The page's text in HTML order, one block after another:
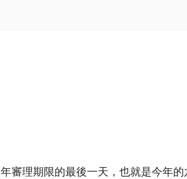
審理期限的最後一天，也就是今年的